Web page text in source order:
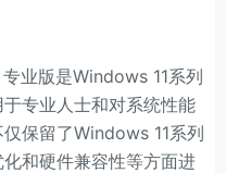
版是Windows 11系列
专业人士和对系统性能
保留了Windows 11系列
和硬件兼容性等方面进